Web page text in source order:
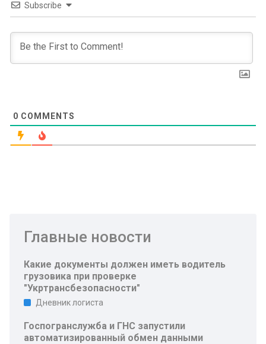
Subscribe
0 COMMENTS
Главные новости
Какие документы должен иметь водитель
грузовика при проверке
"Укртрансбезопасности"
Дневник логиста
Госпогранслужба и ГНС запустили
автоматизированный обмен данными